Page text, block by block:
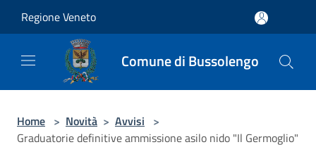
Regione Veneto
Comune di Bussolengo
Home > Novità > Avvisi >
Graduatorie definitive ammissione asilo nido "Il Germoglio"